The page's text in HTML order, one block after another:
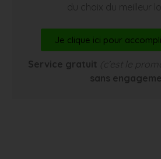
du choix du meilleur
Je clique ici pour
Service gratuit (c’est le
sans